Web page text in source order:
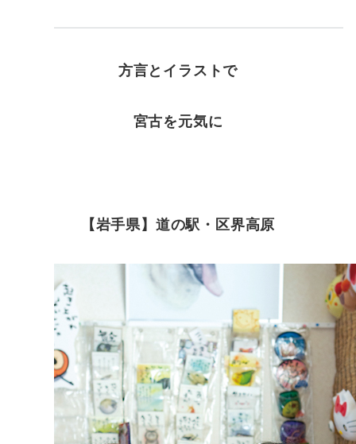
方言とイラストで
宮古を元気に
【岩手県】道の駅・区界高原